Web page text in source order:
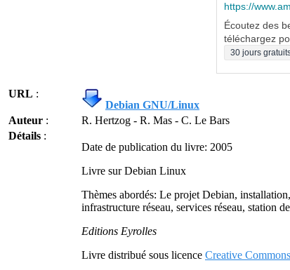
https://
Écoutez des
téléchargez
30 jours
URL :
Debian GNU/Linux
Auteur :
R. Hertzog - R. Mas - C. Le Bars
Détails :
Date de publication du livre: 2005
Livre sur Debian Linux
Thèmes abordés: Le projet Debian,
infrastructure réseau, services réseau, station
Editions Eyrolles
Livre distribué sous licence Creative